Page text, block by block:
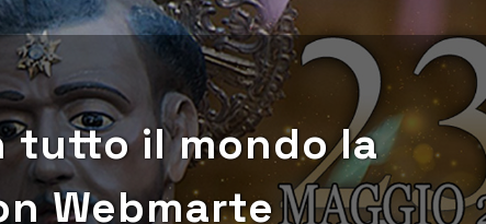
tutto il mondo la
Webmarte